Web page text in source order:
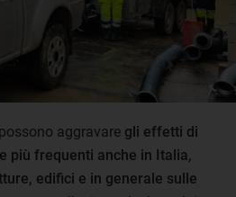
aggravare gli effetti di
più frequenti anche in Italia,
edifici e in generale sulle